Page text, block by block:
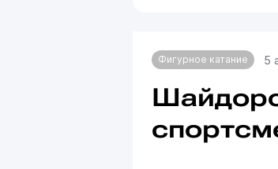
Фигурное катание 5